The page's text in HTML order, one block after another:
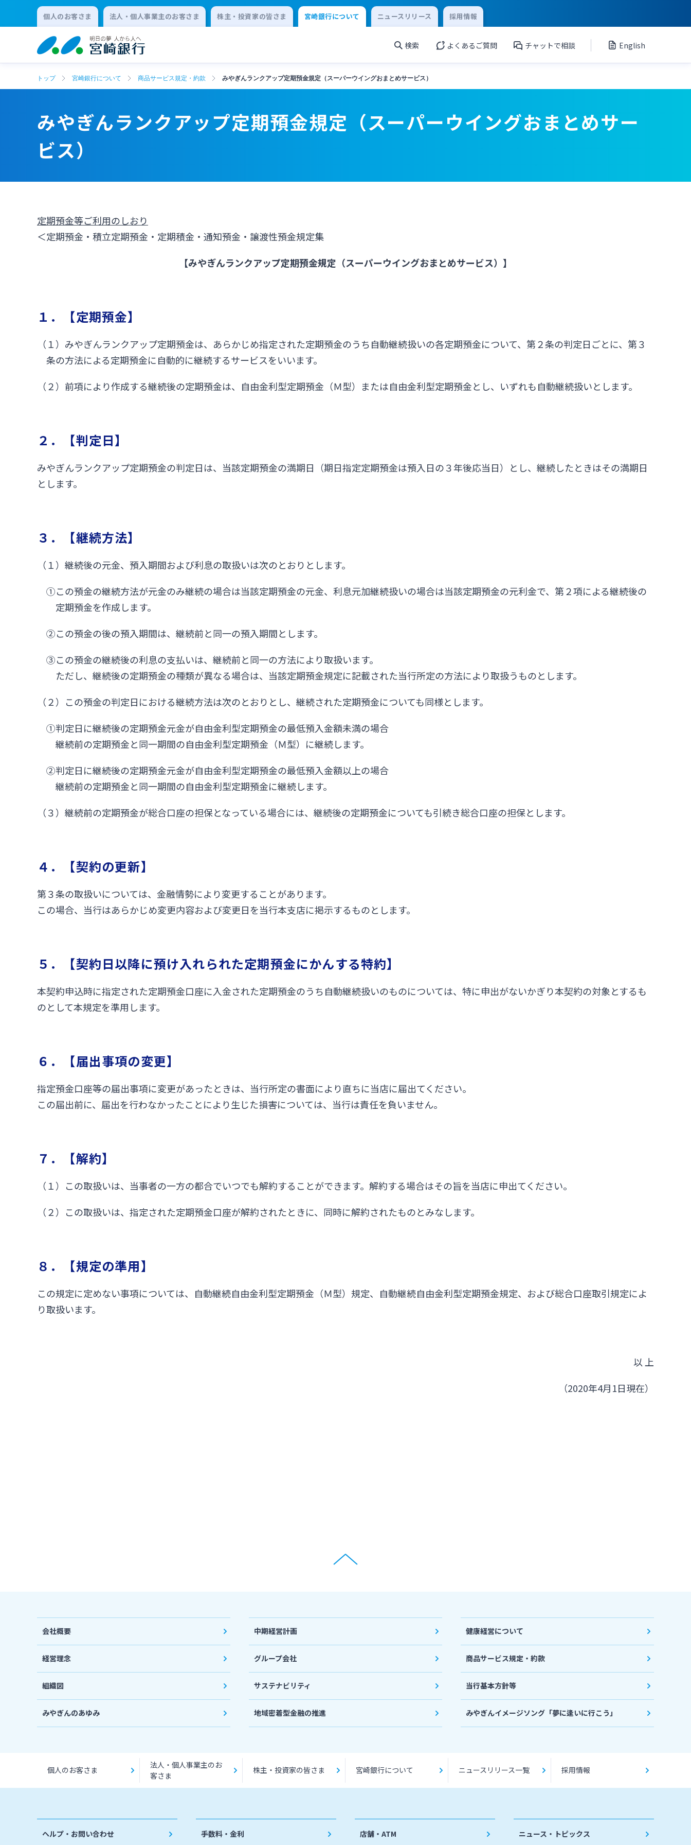
個人のお客さま 法人・個人事業主のお客さま 株主・投資家の皆さま 宮崎銀行について ニュースリリース 採用情報
検索 よくあるご質問 チャットで相談 English
トップ 宮崎銀行について 商品サービス規定・約款 みやぎんランクアップ定期預金規定（スーパーウイングおまとめサービス）
みやぎんランクアップ定期預金規定（スーパーウイングおまとめサー
ビス）
定期預金等ご利用のしおり
＜定期預金・積立定期預金・定期積金・通知預金・譲渡性預金規定集
【みやぎんランクアップ定期預金規定（スーパーウイングおまとめサービス）】
１．【定期預金】
（１）みやぎんランクアップ定期預金は、あらかじめ指定された定期預金のうち自動継続扱いの各定期預金について、第２条の判定日ごとに、第３
条の方法による定期預金に自動的に継続するサービスをいいます。
（２）前項により作成する継続後の定期預金は、自由金利型定期預金（Ｍ型）または自由金利型定期預金とし、いずれも自動継続扱いとします。
２．【判定日】
みやぎんランクアップ定期預金の判定日は、当該定期預金の満期日（期日指定定期預金は預入日の３年後応当日）とし、継続したときはその満期日
とします。
３．【継続方法】
（１）継続後の元金、預入期間および利息の取扱いは次のとおりとします。
①この預金の継続方法が元金のみ継続の場合は当該定期預金の元金、利息元加継続扱いの場合は当該定期預金の元利金で、第２項による継続後の
定期預金を作成します。
②この預金の後の預入期間は、継続前と同一の預入期間とします。
③この預金の継続後の利息の支払いは、継続前と同一の方法により取扱います。
ただし、継続後の定期預金の種類が異なる場合は、当該定期預金規定に記載された当行所定の方法により取扱うものとします。
（２）この預金の判定日における継続方法は次のとおりとし、継続された定期預金についても同様とします。
①判定日に継続後の定期預金元金が自由金利型定期預金の最低預入金額未満の場合
継続前の定期預金と同一期間の自由金利型定期預金（Ｍ型）に継続します。
②判定日に継続後の定期預金元金が自由金利型定期預金の最低預入金額以上の場合
継続前の定期預金と同一期間の自由金利型定期預金に継続します。
（３）継続前の定期預金が総合口座の担保となっている場合には、継続後の定期預金についても引続き総合口座の担保とします。
４．【契約の更新】
第３条の取扱いについては、金融情勢により変更することがあります。
この場合、当行はあらかじめ変更内容および変更日を当行本支店に掲示するものとします。
５．【契約日以降に預け入れられた定期預金にかんする特約】
本契約申込時に指定された定期預金口座に入金された定期預金のうち自動継続扱いのものについては、特に申出がないかぎり本契約の対象とするも
のとして本規定を準用します。
６．【届出事項の変更】
指定預金口座等の届出事項に変更があったときは、当行所定の書面により直ちに当店に届出てください。
この届出前に、届出を行わなかったことにより生じた損害については、当行は責任を負いません。
７．【解約】
（１）この取扱いは、当事者の一方の都合でいつでも解約することができます。解約する場合はその旨を当店に申出てください。
（２）この取扱いは、指定された定期預金口座が解約されたときに、同時に解約されたものとみなします。
８．【規定の準用】
この規定に定めない事項については、自動継続自由金利型定期預金（Ｍ型）規定、自動継続自由金利型定期預金規定、および総合口座取引規定によ
り取扱います。
以 上
（2020年4月1日現在）
会社概要
経営理念
組織図
みやぎんのあゆみ
中期経営計画
グループ会社
サステナビリティ
地域密着型金融の推進
健康経営について
商品サービス規定・約款
当行基本方針等
みやぎんイメージソング「夢に逢いに行こう」
個人のお客さま
法人・個人事業主のお
客さま
株主・投資家の皆さま 宮崎銀行について ニュースリリース一覧 採用情報
ヘルプ・お問い合わせ 手数料・金利 店舗・ATM ニュース・トピックス